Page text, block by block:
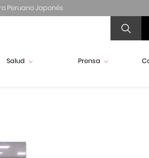
Peruano Japonés
Salud Prensa